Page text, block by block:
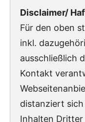
Disclaimer/
Für den oben
inkl.
ausschließlich
Kontakt
distanziert
Inhalten